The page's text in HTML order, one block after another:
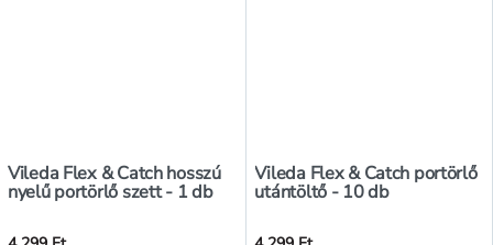
Vileda Flex & Catch hosszú
nyelű portörlő szett - 1 db
Vileda Flex & Catch portörlő
utántöltő - 10 db